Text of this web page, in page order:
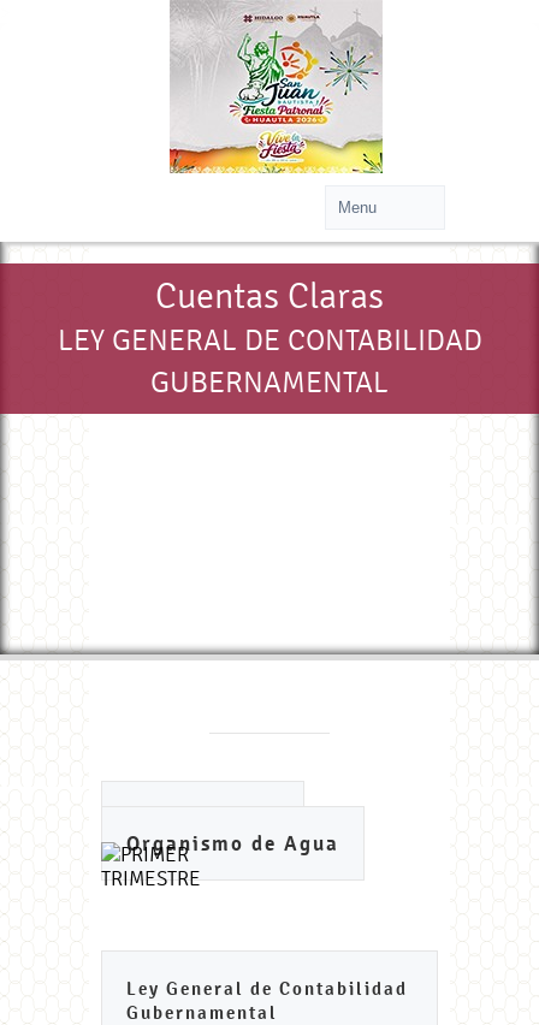
Cuentas Claras
LEY GENERAL DE CONTABILIDAD
GUBERNAMENTAL
Organismo de Agua
Ley General de Contabilidad
Gubernamental